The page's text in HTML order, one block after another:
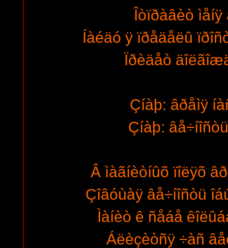
Îòïðàâèò ìåíÿ
Íàéäó ÿ ïðåäåëû
Ïðèäåò
Çíàþ: âðåìÿ
Çíàþ:
Â ìàãíèòíûõ ïîëÿõ
Çîâóùàÿ âå÷íîñòü
Ìàíèò ê ñåáå
Áëèçèòñÿ ÷àñ